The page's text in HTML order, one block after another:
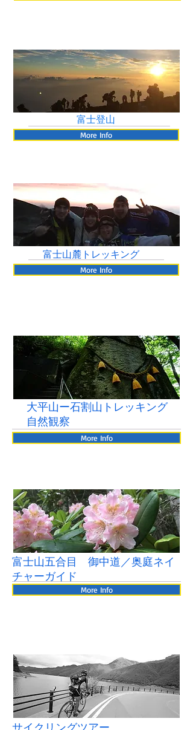
富士登山
More Info
富士山麓トレッキング
More Info
​大平山ー石割山トレッキング
自然観察
More Info
富士山五合目 御中道／奥庭ネイ
チャーガイド
More Info
サイクリングツアー